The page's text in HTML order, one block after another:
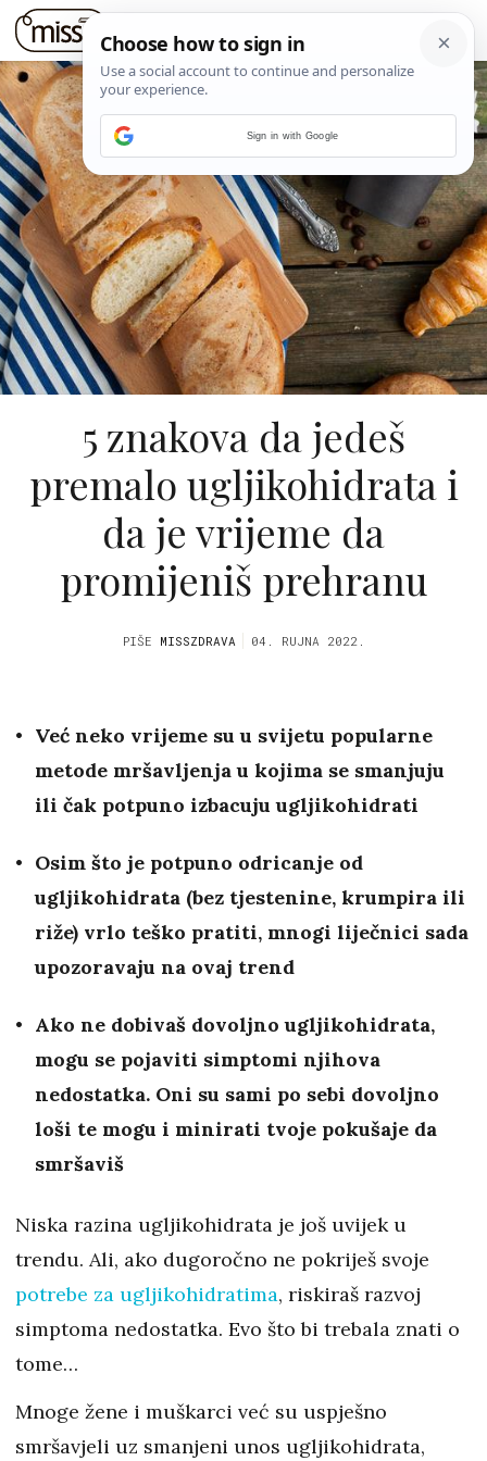
5 znakova da jedeš
premalo ugljikohidrata i
da je vrijeme da
promijeniš prehranu
PIŠE MISSZDRAVA 04. RUJNA 2022.
Već neko vrijeme su u svijetu popularne
metode mršavljenja u kojima se smanjuju
ili čak potpuno izbacuju ugljikohidrati
Osim što je potpuno odricanje od
ugljikohidrata (bez tjestenine, krumpira ili
riže) vrlo teško pratiti, mnogi liječnici sada
upozoravaju na ovaj trend
Ako ne dobivaš dovoljno ugljikohidrata,
mogu se pojaviti simptomi njihova
nedostatka. Oni su sami po sebi dovoljno
loši te mogu i minirati tvoje pokušaje da
smršaviš
Niska razina ugljikohidrata je još uvijek u
trendu. Ali, ako dugoročno ne pokriješ svoje
potrebe za ugljikohidratima, riskiraš razvoj
simptoma nedostatka. Evo što bi trebala znati o
tome…
Mnoge žene i muškarci već su uspješno
smršavjeli uz smanjeni unos ugljikohidrata,
Sign in with Google